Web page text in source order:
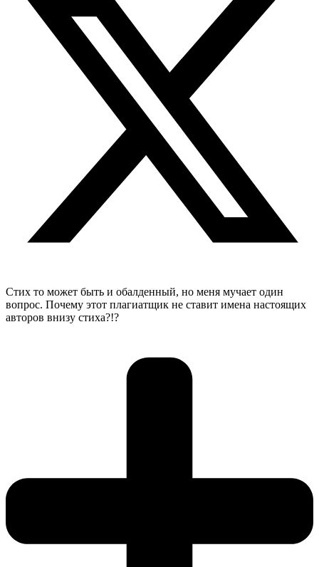
Стих то может быть и обалденный, но меня мучает один
вопрос. Почему этот плагиатщик не ставит имена настоящих
авторов внизу стиха?!?